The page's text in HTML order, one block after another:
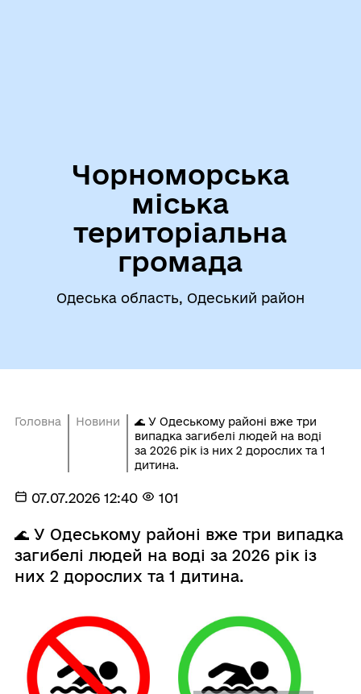
Чорноморська
міська
територіальна
громада
Одеська область, Одеський район
Головна Новини
🌊 У Одеському районі вже три
випадка загибелі людей на воді
за 2026 рік із них 2 дорослих та 1
дитина.
07.07.2026 12:40 101
🌊 У Одеському районі вже три випадка
загибелі людей на воді за 2026 рік із
них 2 дорослих та 1 дитина.